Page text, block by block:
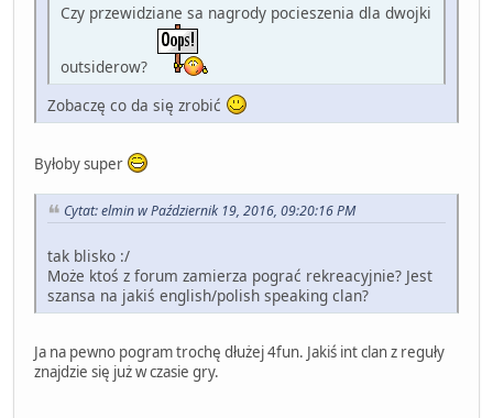
Czy przewidziane sa nagrody pocieszenia dla dwojki
outsiderow?
Zobaczę co da się zrobić
Byłoby super
Cytat: elmin w Październik 19, 2016, 09:20:16 PM
tak blisko :/
Może ktoś z forum zamierza pograć rekreacyjnie? Jest
szansa na jakiś english/polish speaking clan?
Ja na pewno pogram trochę dłużej 4fun. Jakiś int clan z reguły
znajdzie się już w czasie gry.